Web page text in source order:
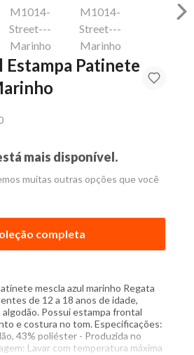
Estampa Patinete
mais disponível.
muitas outras opções que você
completa
mescla azul marinho Regata
de 12 a 18 anos de idade,
Possui estampa frontal
e costura no tom. Especificações:
43% poliéster - Produzida no
Lavar com temperatura máxima